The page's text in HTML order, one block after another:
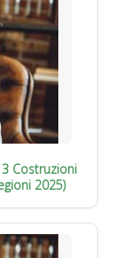
Costruzioni
2025)